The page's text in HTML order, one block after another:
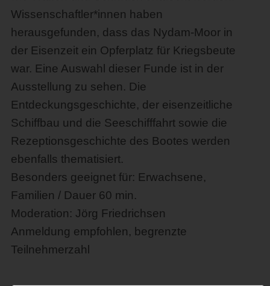
Wissenschaftler*innen haben
herausgefunden, dass das Nydam-Moor in
der Eisenzeit ein Opferplatz für Kriegsbeute
war. Eine Auswahl dieser Funde ist in der
Ausstellung zu sehen. Die
Entdeckungsgeschichte, der eisenzeitliche
Schiffbau und die Seeschifffahrt sowie die
Rezeptionsgeschichte des Bootes werden
ebenfalls thematisiert.
Besonders geeignet für: Erwachsene,
Familien / Dauer 60 min.
Moderation: Jörg Friedrichsen
Anmeldung empfohlen, begrenzte
Teilnehmerzahl